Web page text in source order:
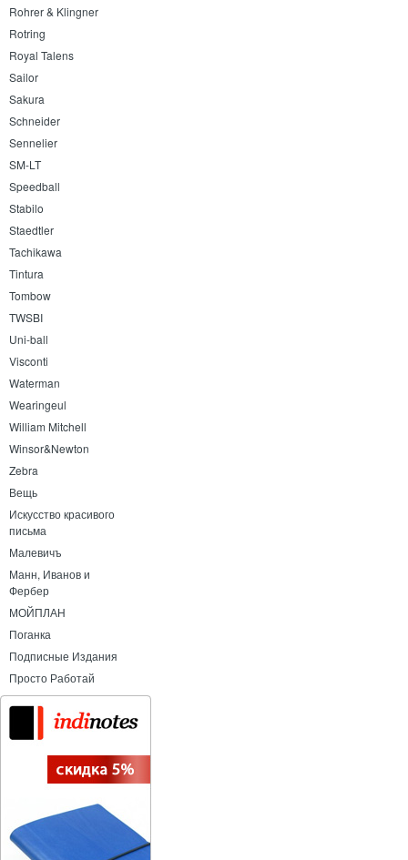
Rohrer & Klingner
Rotring
Royal Talens
Sailor
Sakura
Schneider
Sennelier
SM-LT
Speedball
Stabilo
Staedtler
Tachikawa
Tintura
Tombow
TWSBI
Uni-ball
Visconti
Waterman
Wearingeul
William Mitchell
Winsor&Newton
Zebra
Вещь
Искусство красивого
письма
Малевичъ
Манн, Иванов и
Фербер
МОЙПЛАН
Поганка
Подписные Издания
Просто Работай